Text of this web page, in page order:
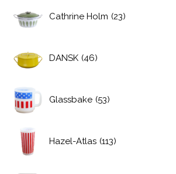
Cathrine Holm (23)
DANSK (46)
Glassbake (53)
Hazel-Atlas (113)